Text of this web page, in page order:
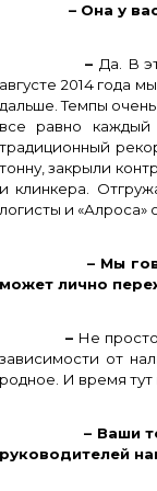
– Она у вас
– Да. В
августе 2014 года
дальше. Темпы
все равно каждый
традиционный
тонну, закрыли
и клинкера.
логисты и «Алроса»
– Мы говорим
может лично
– Не
зависимости от
родное. И время тут
– Ваши топ-
руководителей